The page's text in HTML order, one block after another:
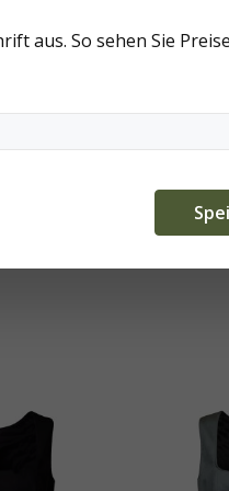
aus. So sehen Sie